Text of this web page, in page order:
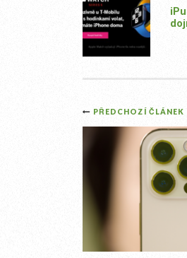
Post
PŘEDCHOZÍ ČLÁNEK